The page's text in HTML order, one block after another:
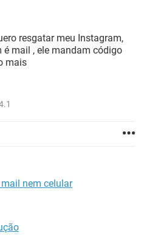
EXCEL
GMAIL
resgatar meu Instagram,
é mail , ele mandam código
mais
mail nem celular